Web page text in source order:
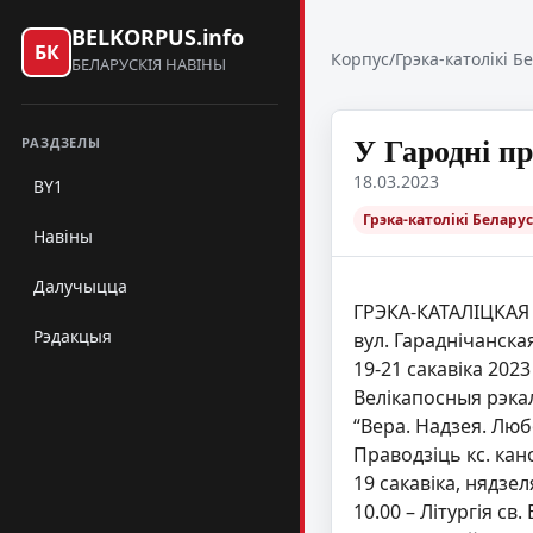
БК
BELKORPUS.info
БЕЛАРУСКІЯ НАВІНЫ
РАЗДЗЕЛЫ
BY1
Навіны
Далучыцца
Рэдакцыя
Корпус/Грэка-католікі
У Гародні
18.03.2023
Грэка-католікі
ГРЭКА-
вул.
19-21 сакавіка 2023
Велікапосныя
“Вера. Надзея.
Праводзіць кс.
19 сакавіка,
10.00 – Літургія